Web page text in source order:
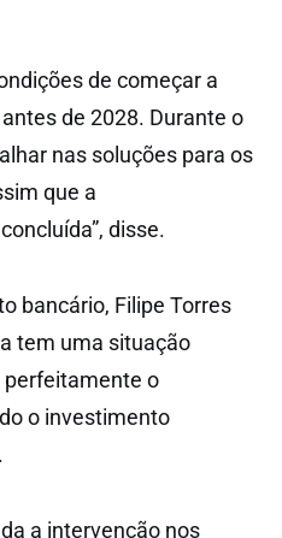
de começar a
de 2028. Durante o
nas soluções para os
que a
disse.
bancário, Filipe Torres
tem uma situação
o
o investimento
a intervenção nos